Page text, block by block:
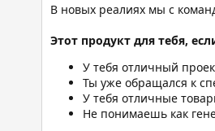
В новых реалиях мы с
Этот продукт для тебя,
У тебя отличный
Ты уже обращался к
У тебя отличные
Не понимаешь как